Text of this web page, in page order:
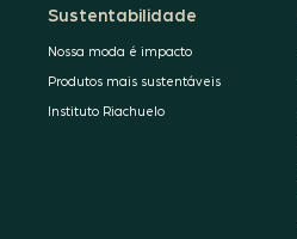
Sustentabilidade
Nossa moda é impacto
Produtos mais sustentáveis
Instituto Riachuelo